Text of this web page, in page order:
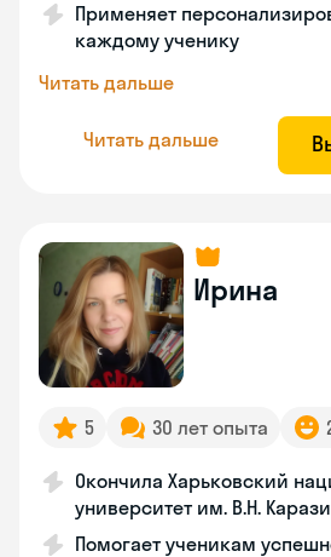
Применяет
каждому ученику
Читать дальше
Читать дальше
Ирина
5 30 лет опыта
Окончила Харьковский
университет им. В.Н.
Помогает ученикам